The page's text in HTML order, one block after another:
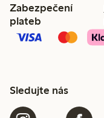
Zabezpečení
plateb
Sledujte nás